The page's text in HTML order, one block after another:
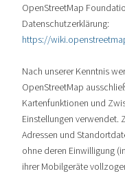
OpenStreetMap
Datenschutzerklärung:
https://
Nach unserer Kenntnis
OpenStreetMap
Kartenfunktionen und
Einstellungen verwendet.
Adressen und
ohne deren Einwilligung
ihrer Mobilgeräte